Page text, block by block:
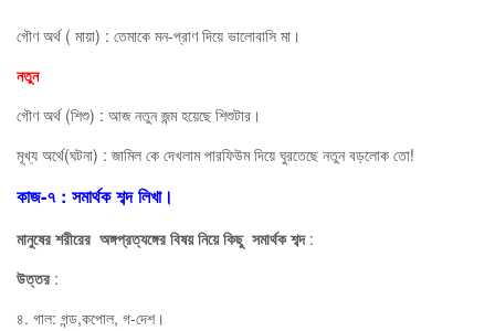
গৌণ অর্থ ( মায়া) : তেমাকে মন-প্রাণ দিয়ে ভালোবাসি মা।
নতুন
গৌণ অর্থ (শিশু) : আজ নতুন জন্ম হয়েছে শিশুটার।
মূখ্য অর্থে(ঘটনা) : জামিল কে দেখলাম পারফিউম দিয়ে ঘুরতেছে নতুন বড়লোক তো!
কাজ-৭ : সমার্থক শব্দ লিখা।
মানুষের শরীরের অঙ্গপ্রত্যঙ্গের বিষয় নিয়ে কিছু সমার্থক শব্দ:
উত্তর :
৪. গাল: গন্ড,কপোল, গ-দেশ।